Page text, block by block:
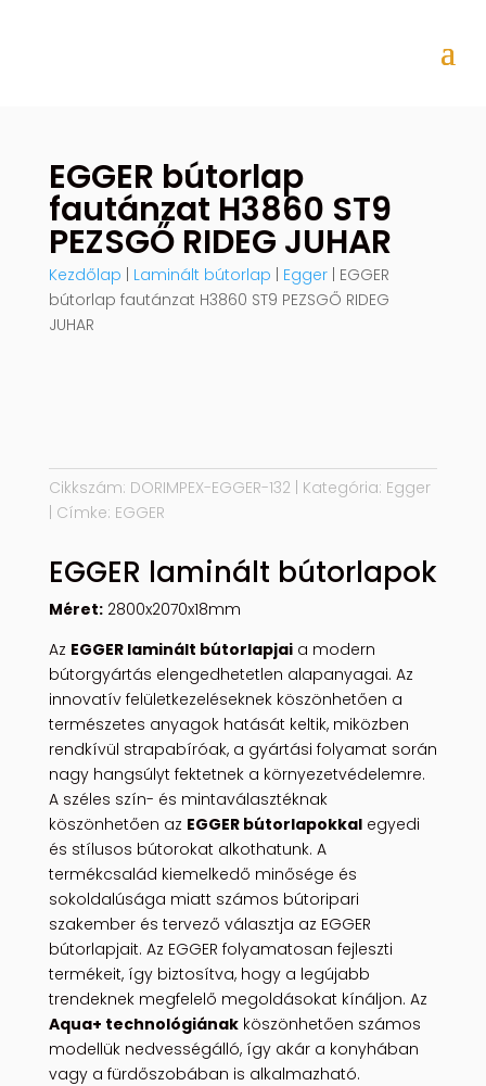
EGGER bútorlap
fautánzat H3860 ST9
PEZSGŐ RIDEG JUHAR
Kezdőlap | Laminált bútorlap | Egger| EGGER
bútorlap fautánzat H3860 ST9 PEZSGŐ RIDEG
JUHAR
Cikkszám: DORIMPEX-EGGER-132 Kategória: Egger
Címke: EGGER
EGGER laminált bútorlapok
Méret:2800x2070x18mm
Az EGGER laminált bútorlapjaia modern
bútorgyártás elengedhetetlen alapanyagai. Az
innovatív felületkezeléseknek köszönhetően a
természetes anyagok hatását keltik, miközben
rendkívül strapabíróak, a gyártási folyamat során
nagy hangsúlyt fektetnek a környezetvédelemre.
A széles szín- és mintaválasztéknak
köszönhetően az EGGER bútorlapokkalegyedi
és stílusos bútorokat alkothatunk. A
termékcsalád kiemelkedő minősége és
sokoldalúsága miatt számos bútoripari
szakember és tervező választja az EGGER
bútorlapjait. Az EGGER folyamatosan fejleszti
termékeit, így biztosítva, hogy a legújabb
trendeknek megfelelő megoldásokat kínáljon. Az
Aqua+ technológiánakköszönhetően számos
modellük nedvességálló, így akár a konyhában
vagy a fürdőszobában is alkalmazható.